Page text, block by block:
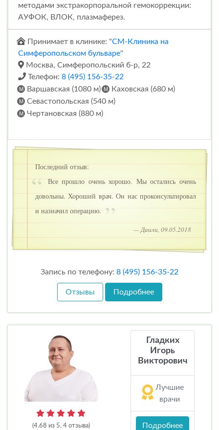
методами экстракорпоральной гемокоррекции:
АУФОК, ВЛОК, плазмаферез.
Принимает в клинике: "СМ-Клиника на
Симферопольском бульваре"
Москва, Симферопольский б-р, 22
Телефон: 8 (495) 156-35-22
Варшавская (1080 м)
Каховская (680 м)
Севастопольская (540 м)
Чертановская (880 м)
Последний отзыв:
Все прошло очень хорошо. Мы остались очень
довольны. Хороший врач. Он нас проконсультировал
и назначил операцию.
— Даили, 09.05.2018
Запись по телефону: 8 (495) 156-35-22
Отзывы Подробнее
(4.68 из 5, 4 отзыва)
Гладких
Игорь
Викторович
Лучшие
врачи
Подробнее